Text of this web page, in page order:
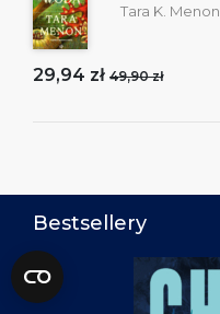
Tara K. Menon
29,94 zł 49,90 zł
Bestsellery